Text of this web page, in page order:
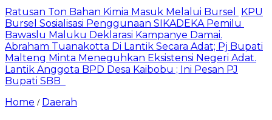
Ratusan Ton Bahan Kimia Masuk Melalui Bursel
KPU
Bursel Sosialisasi Penggunaan SIKADEKA Pemilu
Bawaslu Maluku Deklarasi Kampanye Damai.
Abraham Tuanakotta Di Lantik Secara Adat; Pj Bupati
Malteng Minta Meneguhkan Eksistensi Negeri Adat.
Lantik Anggota BPD Desa Kaibobu ; Ini Pesan PJ
Bupati SBB
Home / Daerah